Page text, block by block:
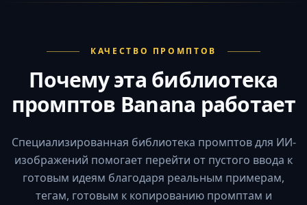
КАЧЕСТВО ПРОМПТОВ
Почему эта библиотека
промптов Banana работает
Специализированная библиотека промптов для ИИ-
изображений помогает перейти от пустого ввода к
готовым идеям благодаря реальным примерам,
тегам, готовым к копированию промптам и